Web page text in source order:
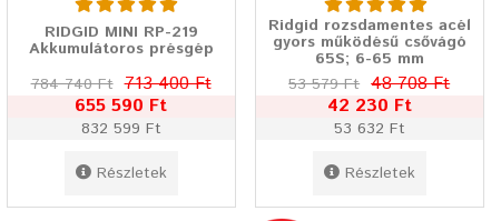
RIDGID MINI RP-219
Akkumulátoros présgép
784 740 Ft 713 400 Ft
655 590 Ft
832 599 Ft
Részletek
Ridgid rozsdamentes acél
gyors működésű csővágó
65S; 6-65 mm
53 579 Ft 48 708 Ft
42 230 Ft
53 632 Ft
Részletek